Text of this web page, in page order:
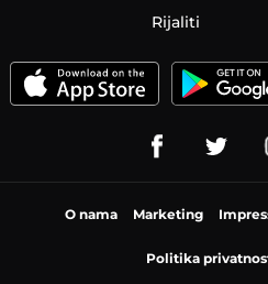
Rijaliti
O nama Marketing
Politika